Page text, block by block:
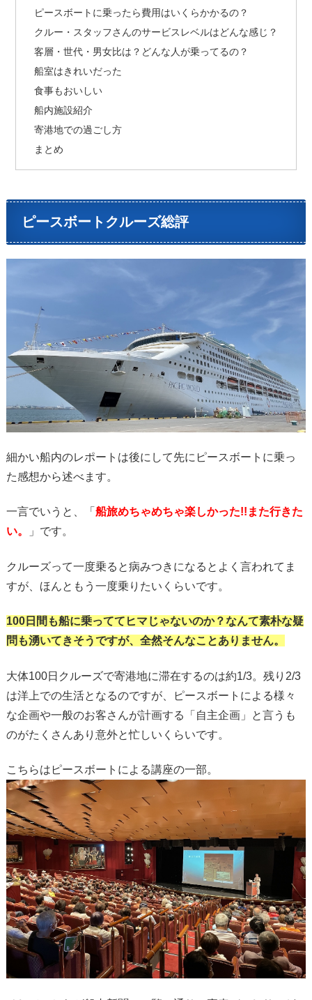
ピースボートに乗ったら費用はいくらかかるの？
クルー・スタッフさんのサービスレベルはどんな感じ？
客層・世代・男女比は？どんな人が乗ってるの？
船室はきれいだった
食事もおいしい
船内施設紹介
寄港地での過ごし方
まとめ
ピースボートクルーズ総評
細かい船内のレポートは後にして先にピースボートに乗っ
た感想から述べます。
一言でいうと、「 船旅めちゃめちゃ楽しかった!!また行きた
い。
」です。
クルーズって一度乗ると病みつきになるとよく言われてま
すが、ほんともう一度乗りたいくらいです。
100日間も船に乗っててヒマじゃないのか？なんて素朴な疑
問も湧いてきそうですが、全然そんなことありません。
大体100日クルーズで寄港地に滞在するのは約1/3。残り2/3
は洋上での生活となるのですが、ピースボートによる様々
な企画や一般のお客さんが計画する「自主企画」と言うも
のがたくさんあり意外と忙しいくらいです。
こちらはピースボートによる講座の一部。